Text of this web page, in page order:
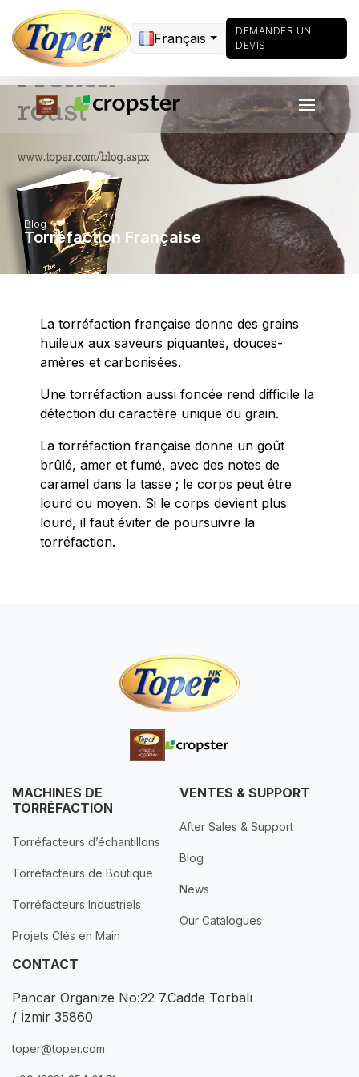
Français
DEMANDER UN
DEVIS
Blog
Torréfaction Française
La torréfaction française donne des grains
huileux aux saveurs piquantes, douces-
amères et carbonisées.
Une torréfaction aussi foncée rend difficile la
détection du caractère unique du grain.
La torréfaction française donne un goût
brûlé, amer et fumé, avec des notes de
caramel dans la tasse ; le corps peut être
lourd ou moyen. Si le corps devient plus
lourd, il faut éviter de poursuivre la
torréfaction.
MACHINES DE
TORRÉFACTION
Torréfacteurs d’échantillons
Torréfacteurs de Boutique
Torréfacteurs Industriels
Projets Clés en Main
VENTES & SUPPORT
After Sales & Support
Blog
News
Our Catalogues
CONTACT
Pancar Organize No:22 7.Cadde Torbalı
/ İzmir 35860
toper@toper.com